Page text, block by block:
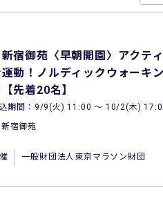
新宿御苑〈早朝開園〉アクテ
動！ノルディックウォーキ
先着20名】
期間：9/9(火) 11:00 〜 10/2(木)
新宿御苑
一般財団法人東京マラソン財団